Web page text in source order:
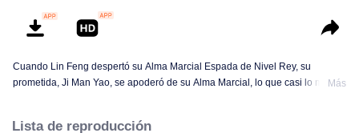
Cuando Lin Feng despertó su Alma Marcial Espada de Nivel Rey, su
prometida, Ji Man Yao, se apoderó de su Alma Marcial, lo que casi lo mata.
el Clan Lin, pero recibió ayuda de su hermana, su abuelo y el nuevo poder
Más
Lista de reproducción